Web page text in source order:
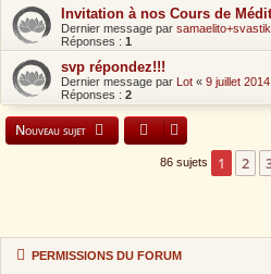
Invitation à nos Cours de
Dernier message par
Réponses : 1
svp répondez!!!
Dernier message par Lot « 9 juillet
Réponses : 2
Nouveau sujet
86 sujets 1 2
PERMISSIONS DU FORUM